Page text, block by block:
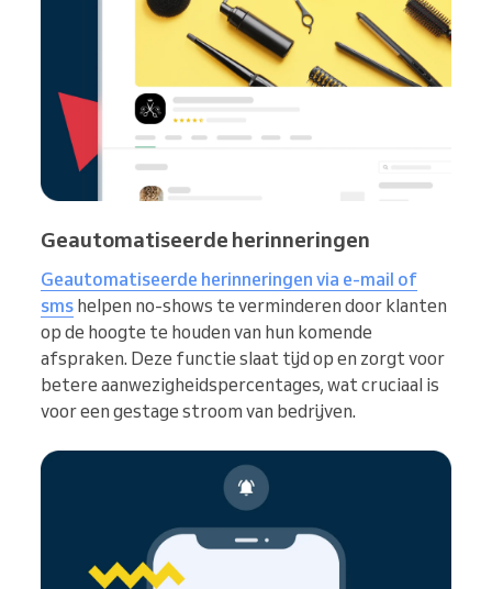
Geautomatiseerde herinneringen
Geautomatiseerde herinneringen via e-mail of
sms helpen no-shows te verminderen door klanten
op de hoogte te houden van hun komende
afspraken. Deze functie slaat tijd op en zorgt voor
betere aanwezigheidspercentages, wat cruciaal is
voor een gestage stroom van bedrijven.